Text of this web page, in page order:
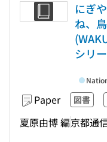
にぎ
ね、
シリ
Paper 図書
夏原由博 編京都通